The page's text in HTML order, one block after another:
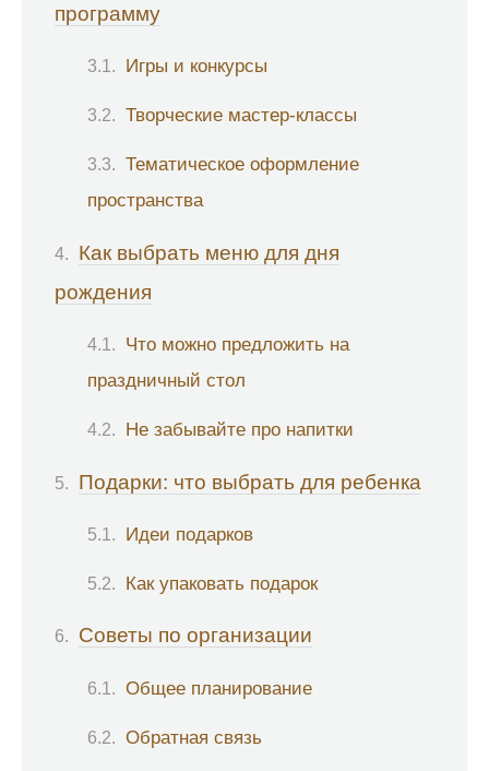
программу
Игры и конкурсы
Творческие мастер-классы
Тематическое оформление
пространства
Как выбрать меню для дня
рождения
Что можно предложить на
праздничный стол
Не забывайте про напитки
Подарки: что выбрать для ребенка
Идеи подарков
Как упаковать подарок
Советы по организации
Общее планирование
Обратная связь